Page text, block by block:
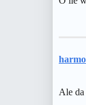
Ale da